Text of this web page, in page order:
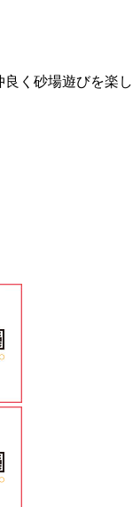
く砂場遊びを楽し